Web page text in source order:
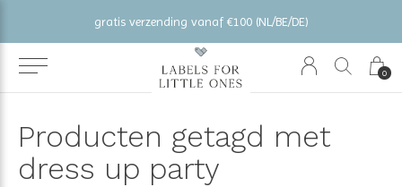
0
gratis verzending vanaf €100 (NL/BE/DE)
Producten getagd met
dress up party